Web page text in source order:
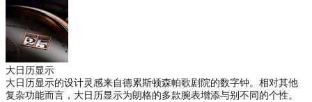
大日历显示
大日历显示的设计灵感来自德累斯顿森帕歌剧院的数字钟。相对其他
复杂功能而言，大日历显示为朗格的多款腕表增添与别不同的个性。